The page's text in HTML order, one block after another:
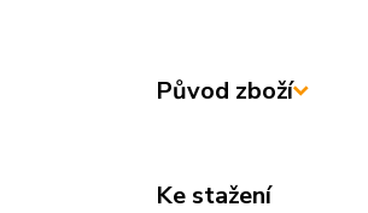
Původ zboží
Ke stažení